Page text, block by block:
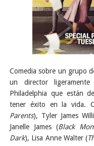
Comedia sobre un grupo
un director
Philadelphia que están
tener éxito en la vida.
Parents), Tyler James
Janelle James (Black
Dark), Lisa Anne Walter (